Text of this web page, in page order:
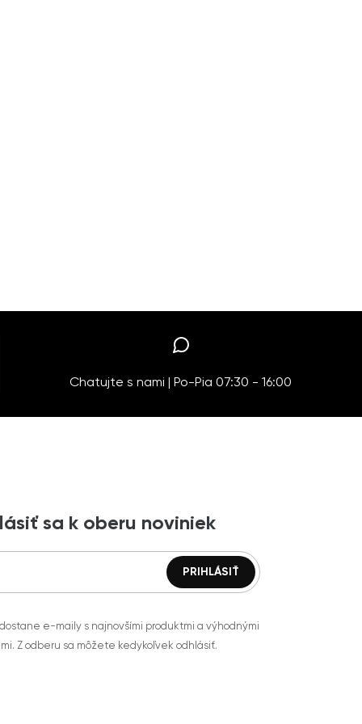
Chatujte s nami | Po-Pia 07:30 - 16:00
sa k oberu noviniek
e-maily s najnovšími produktmi a výhodnými
Z odberu sa môžete kedykoľvek odhlásiť.